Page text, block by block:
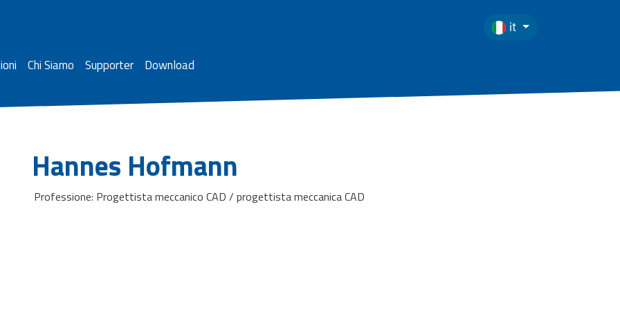
it
Chi Siamo Supporter Download
Hannes Hofmann
Professione: Progettista meccanico CAD / progettista meccanica CAD